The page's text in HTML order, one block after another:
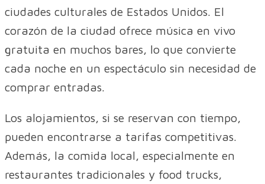
ciudades culturales de Estados Unidos. El
corazón de la ciudad ofrece música en vivo
gratuita en muchos bares, lo que convierte
cada noche en un espectáculo sin necesidad de
comprar entradas.
Los alojamientos, si se reservan con tiempo,
pueden encontrarse a tarifas competitivas.
Además, la comida local, especialmente en
restaurantes tradicionales y food trucks,